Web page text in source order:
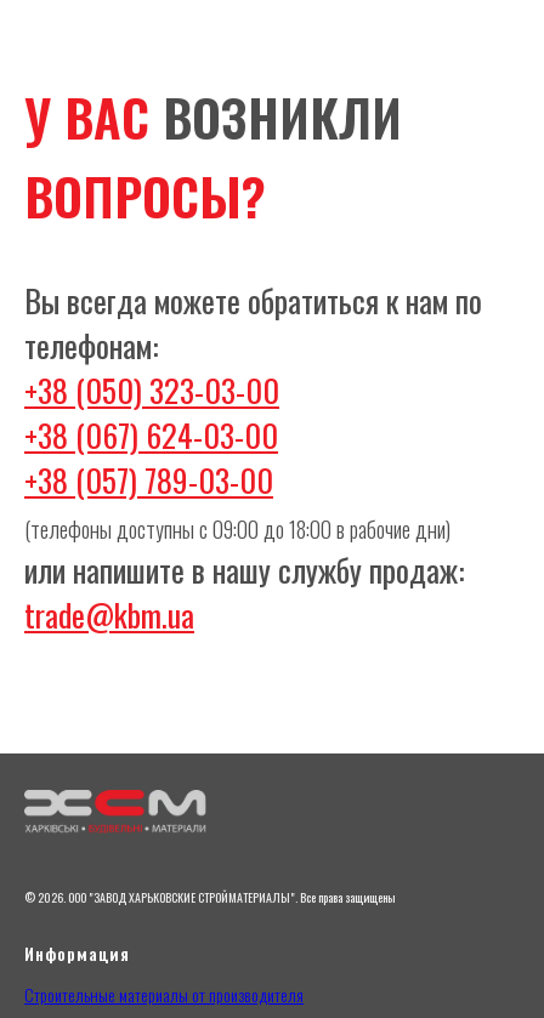
У ВАС ВОЗНИКЛИ
ВОПРОСЫ?
Вы всегда можете обратиться к нам по
телефонам:
+38 (050) 323-03-00
+38 (067) 624-03-00
+38 (057) 789-03-00
(телефоны доступны с 09:00 до 18:00 в рабочие дни)
или напишите в нашу службу продаж:
trade@kbm.ua
© 2026. ООО "ЗАВОД ХАРЬКОВСКИЕ СТРОЙМАТЕРИАЛЫ". Все права защищены
Информация
Строительные материалы от производителя